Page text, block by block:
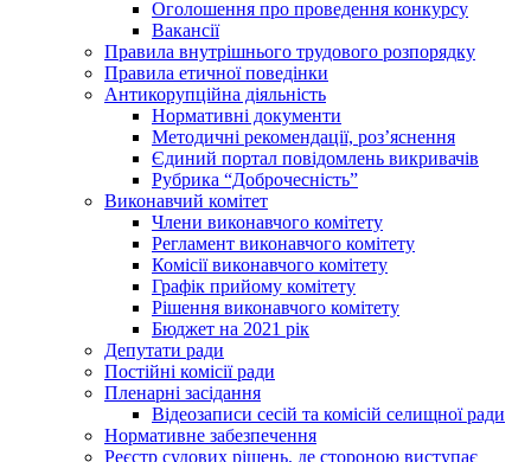
Оголошення про проведення конкурсу
Вакансії
Правила внутрішнього трудового розпорядку
Правила етичної поведінки
Антикорупційна діяльність
Нормативні документи
Методичні рекомендації, роз’яснення
Єдиний портал повідомлень викривачів
Рубрика “Доброчесність”
Виконавчий комітет
Члени виконавчого комітету
Регламент виконавчого комітету
Комісії виконавчого комітету
Графік прийому комітету
Рішення виконавчого комітету
Бюджет на 2021 рік
Депутати ради
Постійні комісії ради
Пленарні засідання
Відеозаписи сесій та комісій селищної ради
Нормативне забезпечення
Реєстр судових рішень, де стороною виступає